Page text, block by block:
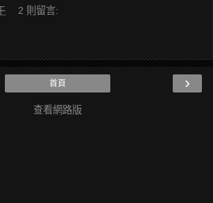
2 則留言:
›
首頁
查看網路版